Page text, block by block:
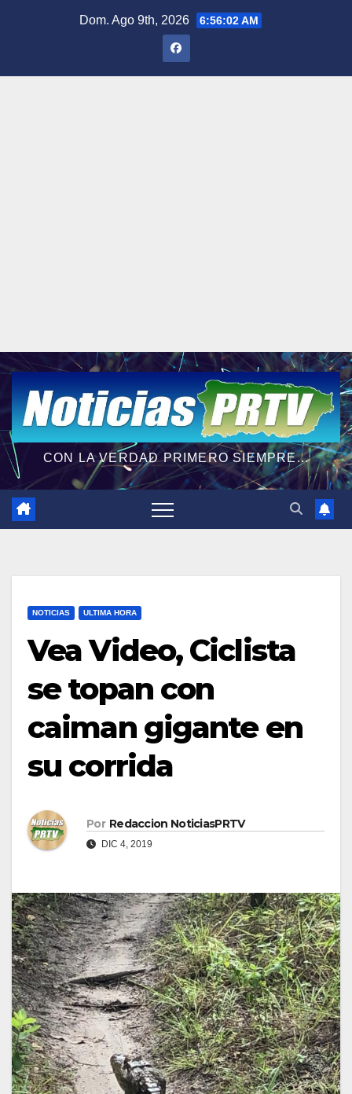
Dom. Ago 9th, 2026 6:56:03 AM
CON LA VERDAD PRIMERO SIEMPRE...
NOTICIAS ULTIMA HORA
Vea Video, Ciclista
se topan con
caiman gigante en
su corrida
Por Redaccion NoticiasPRTV
DIC 4, 2019